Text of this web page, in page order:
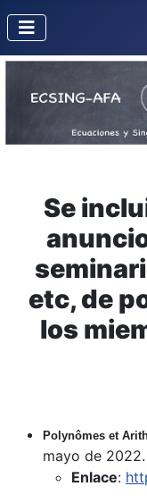
Se
etc, de
los
Polynômes et
mayo de 2022.
Enlace: